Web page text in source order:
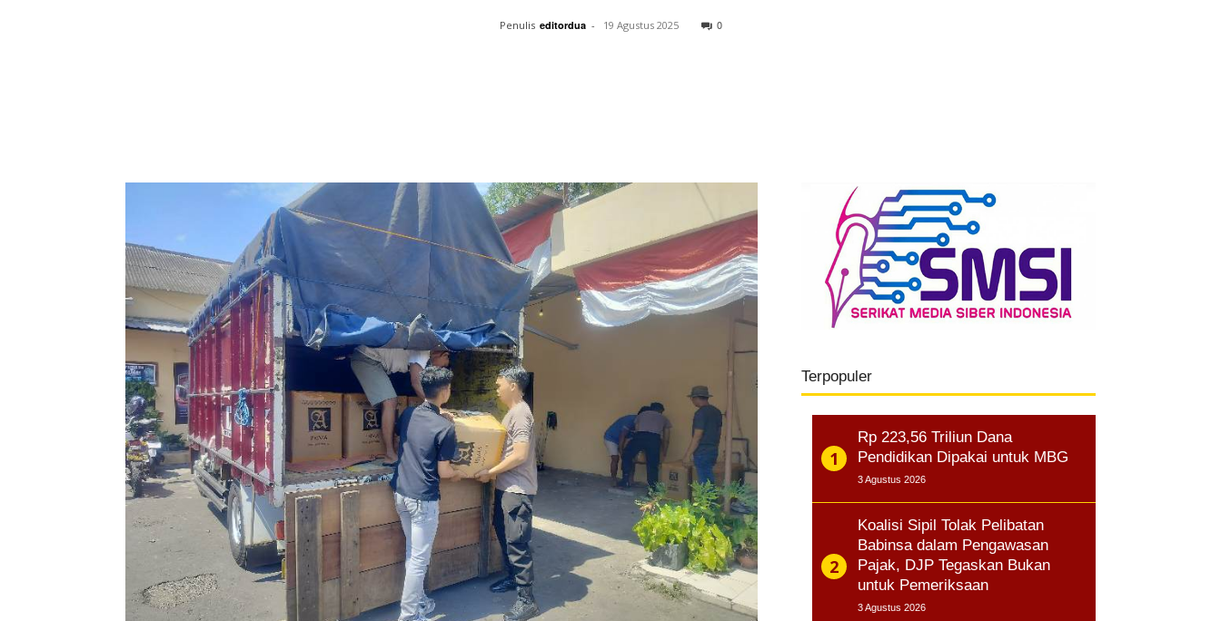
Penulis editordua - 19 Agustus 2025 0
Terpopuler
Rp 223,56 Triliun Dana
Pendidikan Dipakai untuk MBG
3 Agustus 2026
Koalisi Sipil Tolak Pelibatan
Babinsa dalam Pengawasan
Pajak, DJP Tegaskan Bukan
untuk Pemeriksaan
3 Agustus 2026